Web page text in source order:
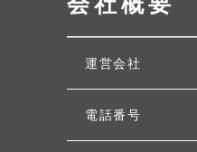
運営会社
電話番号